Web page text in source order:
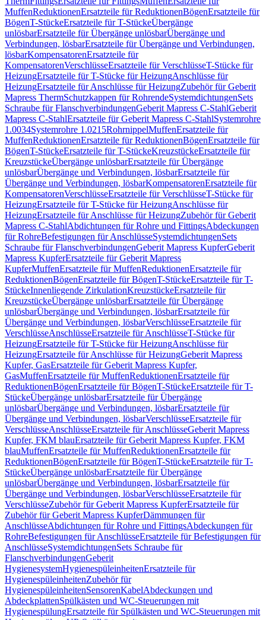
MuffenReduktionenErsatzteile für ReduktionenBögenErsatzteile für
BögenT-StückeErsatzteile für T-StückeÜbergänge
unlösbarErsatzteile für Übergänge unlösbarÜbergänge und
Verbindungen, lösbarErsatzteile für Übergänge und Verbindungen,
lösbarKompensatorenErsatzteile für
KompensatorenVerschlüsseErsatzteile für VerschlüsseT-Stücke für
HeizungErsatzteile für T-Stücke für HeizungAnschlüsse für
HeizungErsatzteile für Anschlüsse für HeizungZubehör für Geberit
Mapress ThermSchutzkappen für RohrendeSystemdichtungenSets
Schraube für FlanschverbindungenGeberit Mapress C-StahlGeberit
Mapress C-StahlErsatzteile für Geberit Mapress C-StahlSystemrohre
1.0034Systemrohre 1.0215RohrnippelMuffenErsatzteile für
MuffenReduktionenErsatzteile für ReduktionenBögenErsatzteile für
BögenT-StückeErsatzteile für T-StückeKreuzstückeErsatzteile für
KreuzstückeÜbergänge unlösbarErsatzteile für Übergänge
unlösbarÜbergänge und Verbindungen, lösbarErsatzteile für
Übergänge und Verbindungen, lösbarKompensatorenErsatzteile für
KompensatorenVerschlüsseErsatzteile für VerschlüsseT-Stücke für
HeizungErsatzteile für T-Stücke für HeizungAnschlüsse für
HeizungErsatzteile für Anschlüsse für HeizungZubehör für Geberit
Mapress C-StahlAbdichtungen für Rohre und FittingsAbdeckungen
für RohreBefestigungen für AnschlüsseSystemdichtungenSets
Schraube für FlanschverbindungenGeberit Mapress KupferGeberit
Mapress KupferErsatzteile für Geberit Mapress
KupferMuffenErsatzteile für MuffenReduktionenErsatzteile für
ReduktionenBögenErsatzteile für BögenT-StückeErsatzteile für T-
StückeInnenliegende ZirkulationKreuzstückeErsatzteile für
KreuzstückeÜbergänge unlösbarErsatzteile für Übergänge
unlösbarÜbergänge und Verbindungen, lösbarErsatzteile für
Übergänge und Verbindungen, lösbarVerschlüsseErsatzteile für
VerschlüsseAnschlüsseErsatzteile für AnschlüsseT-Stücke für
HeizungErsatzteile für T-Stücke für HeizungAnschlüsse für
HeizungErsatzteile für Anschlüsse für HeizungGeberit Mapress
Kupfer, GasErsatzteile für Geberit Mapress Kupfer,
GasMuffenErsatzteile für MuffenReduktionenErsatzteile für
ReduktionenBögenErsatzteile für BögenT-StückeErsatzteile für T-
StückeÜbergänge unlösbarErsatzteile für Übergänge
unlösbarÜbergänge und Verbindungen, lösbarErsatzteile für
Übergänge und Verbindungen, lösbarVerschlüsseErsatzteile für
VerschlüsseAnschlüsseErsatzteile für AnschlüsseGeberit Mapress
Kupfer, FKM blauErsatzteile für Geberit Mapress Kupfer, FKM
blauMuffenErsatzteile für MuffenReduktionenErsatzteile für
ReduktionenBögenErsatzteile für BögenT-StückeErsatzteile für T-
StückeÜbergänge unlösbarErsatzteile für Übergänge
unlösbarÜbergänge und Verbindungen, lösbarErsatzteile für
Übergänge und Verbindungen, lösbarVerschlüsseErsatzteile für
VerschlüsseZubehör für Geberit Mapress KupferErsatzteile für
Zubehör für Geberit Mapress KupferDämmungen für
AnschlüsseAbdichtungen für Rohre und FittingsAbdeckungen für
RohreBefestigungen für AnschlüsseErsatzteile für Befestigungen für
AnschlüsseSystemdichtungenSets Schraube für
FlanschverbindungenGeberit
HygienesystemHygienespüleinheitenErsatzteile für
HygienespüleinheitenZubehör für
HygienespüleinheitenSensorenKabelAbdeckungen und
AbdeckplattenSpülkästen und WC-Steuerungen mit
HygienespülungErsatzteile für Spülkästen und WC-Steuerungen mit